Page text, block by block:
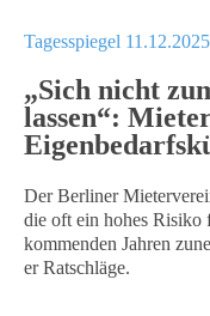
Tagesspiegel
„Sich nicht
lassen“:
Der Berliner
die oft ein hohes Risiko
kommenden Jahren
er Ratschläge.